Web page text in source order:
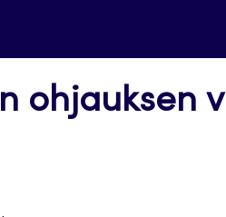
ohjauksen